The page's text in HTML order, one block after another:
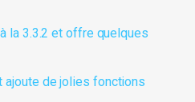
la 3.3.2 et offre quelques
ajoute de jolies fonctions